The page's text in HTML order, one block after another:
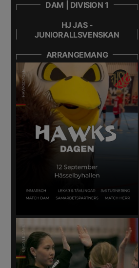
DAM | DIVISION 1
HJ JAS -
JUNIORALLSVENSKAN
ARRANGEMANG